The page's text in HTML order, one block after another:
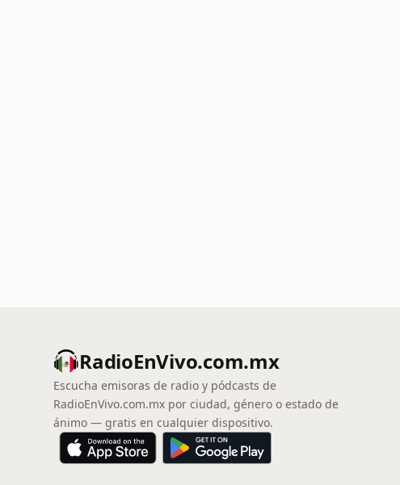
RadioEnVivo.com.mx
Escucha emisoras de radio y pódcasts de
RadioEnVivo.com.mx por ciudad, género o estado de
ánimo — gratis en cualquier dispositivo.